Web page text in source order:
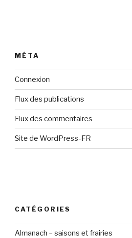
MÉTA
Connexion
Flux des publications
Flux des commentaires
Site de WordPress-FR
CATÉGORIES
Almanach – saisons et frairies